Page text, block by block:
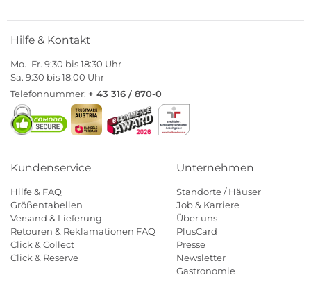
Hilfe & Kontakt
Mo.–Fr. 9:30 bis 18:30 Uhr
Sa. 9:30 bis 18:00 Uhr
Telefonnummer: + 43 316 / 870-0
Kundenservice
Hilfe & FAQ
Größentabellen
Versand & Lieferung
Retouren & Reklamationen FAQ
Click & Collect
Click & Reserve
Unternehmen
Standorte / Häuser
Job & Karriere
Über uns
PlusCard
Presse
Newsletter
Gastronomie